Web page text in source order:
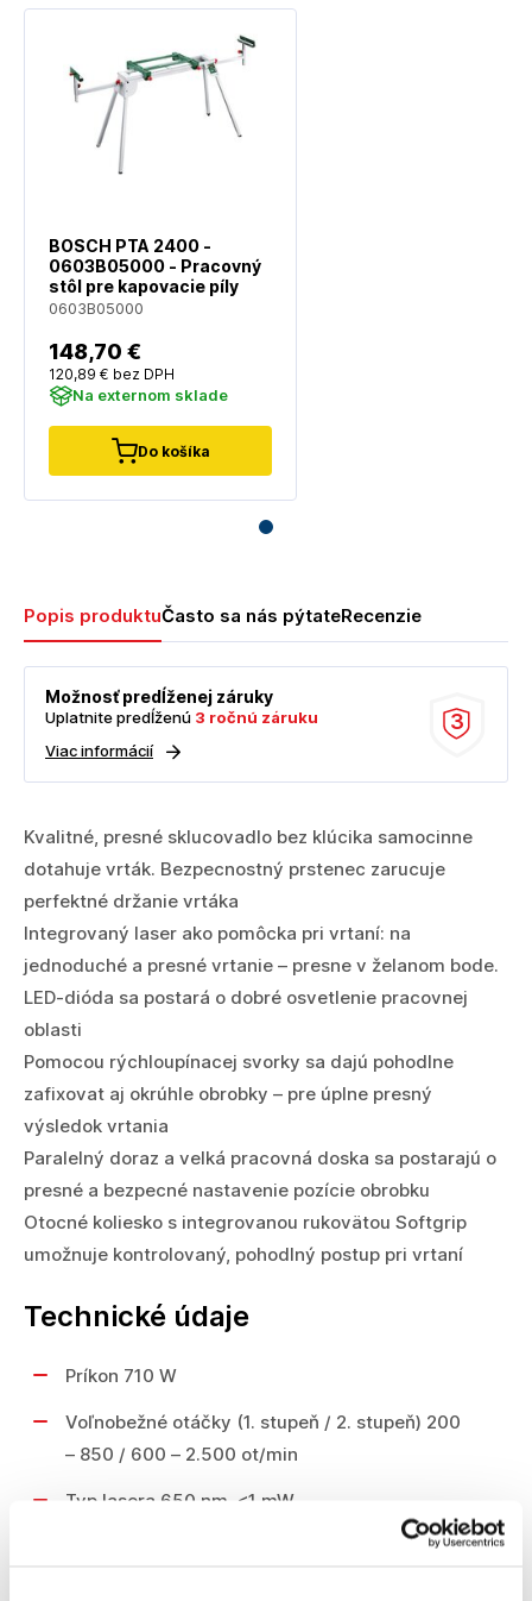
BOSCH PTA 2400 -
0603B05000 - Pracovný
stôl pre kapovacie píly
0603B05000
148,70 €
120,89 € bez DPH
Na externom sklade
Do košíka
Popis produktuČasto sa nás pýtateRecenzie
3
Možnosť predĺženej záruky
Uplatnite predĺženú 3 ročnú záruku
Viac informácií
Kvalitné, presné sklucovadlo bez klúcika samocinne
dotahuje vrták. Bezpecnostný prstenec zarucuje
perfektné držanie vrtáka
Integrovaný laser ako pomôcka pri vrtaní: na
jednoduché a presné vrtanie – presne v želanom bode.
LED-dióda sa postará o dobré osvetlenie pracovnej
oblasti
Pomocou rýchloupínacej svorky sa dajú pohodlne
zafixovat aj okrúhle obrobky – pre úplne presný
výsledok vrtania
Paralelný doraz a velká pracovná doska sa postarajú o
presné a bezpecné nastavenie pozície obrobku
Otocné koliesko s integrovanou rukovätou Softgrip
umožnuje kontrolovaný, pohodlný postup pri vrtaní
Technické údaje
Príkon 710 W
Voľnobežné otáčky (1. stupeň / 2. stupeň) 200
– 850 / 600 – 2.500 ot/min
Typ lasera 650 nm, <1 mW